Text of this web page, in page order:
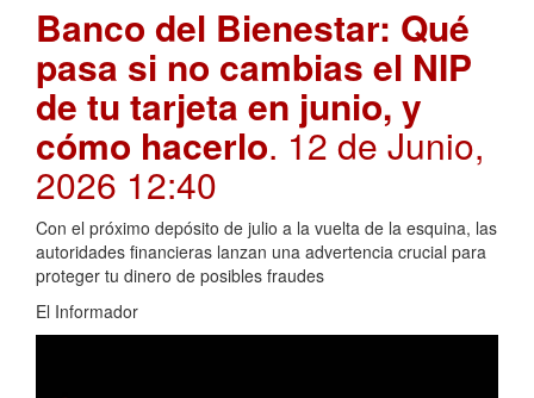
Banco del Bienestar: Qué
pasa si no cambias el NIP
de tu tarjeta en junio, y
cómo hacerlo. 12 de Junio,
2026 12:40
Con el próximo depósito de julio a la vuelta de la esquina, las
autoridades financieras lanzan una advertencia crucial para
proteger tu dinero de posibles fraudes
El Informador